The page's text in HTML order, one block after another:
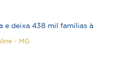
e deixa 438 mil famílias à
- MG